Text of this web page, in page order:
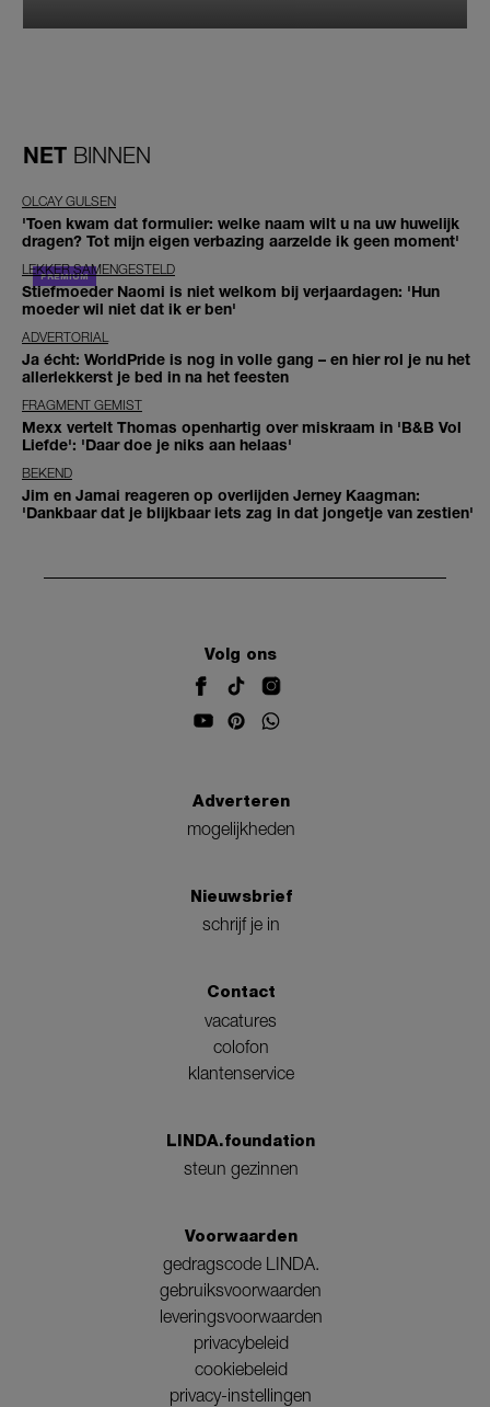
NET BINNEN
OLCAY GULSEN
'Toen kwam dat formulier: welke naam wilt u na uw huwelijk
dragen? Tot mijn eigen verbazing aarzelde ik geen moment'
LEKKER SAMENGESTELD
Stiefmoeder Naomi is niet welkom bij verjaardagen: 'Hun
moeder wil niet dat ik er ben'
ADVERTORIAL
Ja écht: WorldPride is nog in volle gang – en hier rol je nu het
allerlekkerst je bed in na het feesten
FRAGMENT GEMIST
Mexx vertelt Thomas openhartig over miskraam in 'B&B Vol
Liefde': 'Daar doe je niks aan helaas'
BEKEND
Jim en Jamai reageren op overlijden Jerney Kaagman:
'Dankbaar dat je blijkbaar iets zag in dat jongetje van zestien'
Volg ons
Adverteren
mogelijkheden
Nieuwsbrief
schrijf je in
Contact
vacatures
colofon
klantenservice
LINDA.foundation
steun gezinnen
Voorwaarden
gedragscode LINDA.
gebruiksvoorwaarden
leveringsvoorwaarden
privacybeleid
cookiebeleid
privacy-instellingen